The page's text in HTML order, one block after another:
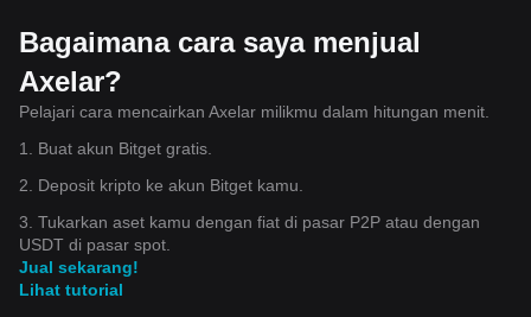
Bagaimana cara saya menjual
Axelar?
Pelajari cara mencairkan Axelar milikmu dalam hitungan menit.
1. Buat akun Bitget gratis.
2. Deposit kripto ke akun Bitget kamu.
3. Tukarkan aset kamu dengan fiat di pasar P2P atau dengan
USDT di pasar spot.
Jual sekarang!
Lihat tutorial